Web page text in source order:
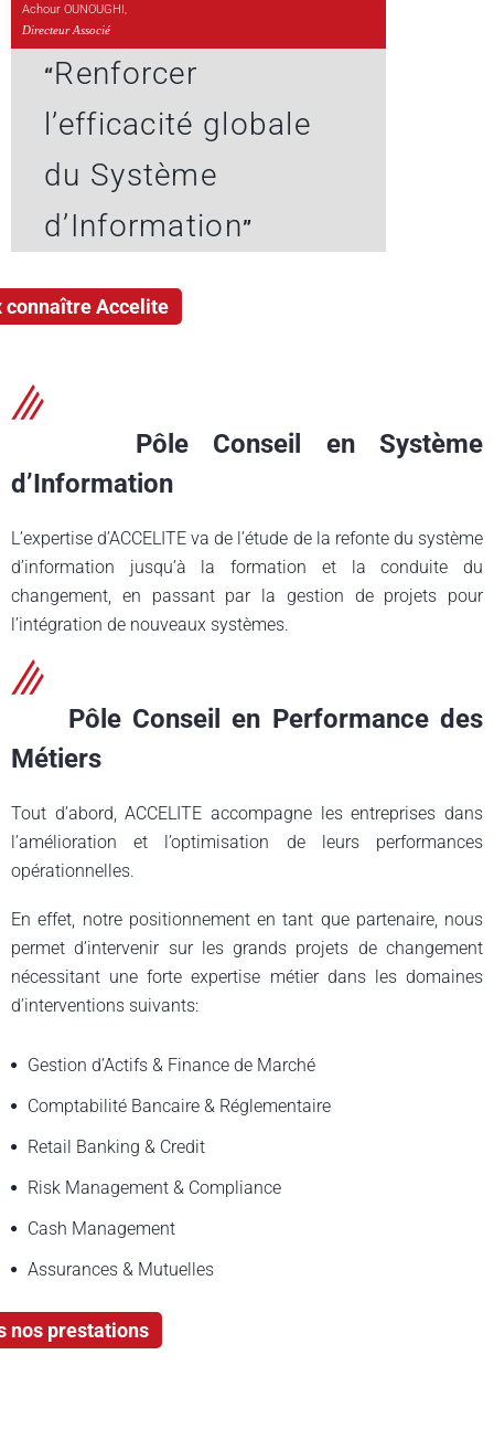
Achour OUNOUGHI,
Directeur Associé
“Renforcer
l’efficacité globale
du Système
d’Information”
connaître Accelite
Pôle Conseil en Système
d’Information
L’expertise d’ACCELITE va de l’étude de la refonte du système
d’information jusqu’à la formation et la conduite du
changement, en passant par la gestion de projets pour
l’intégration de nouveaux systèmes.
Pôle Conseil en Performance des
Métiers
Tout d’abord, ACCELITE accompagne les entreprises dans
l’amélioration et l’optimisation de leurs performances
opérationnelles.
En effet, notre positionnement en tant que partenaire, nous
permet d’intervenir sur les grands projets de changement
nécessitant une forte expertise métier dans les domaines
d’interventions suivants:
Gestion d’Actifs & Finance de Marché
Comptabilité Bancaire & Réglementaire
Retail Banking & Credit
Risk Management & Compliance
Cash Management
Assurances & Mutuelles
nos prestations